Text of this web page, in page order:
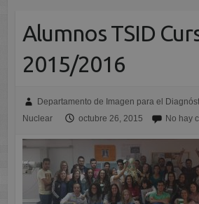
Alumnos TSID
2015/2016
Departamento de Imagen para el
Nuclear
octubre 26, 2015 No hay